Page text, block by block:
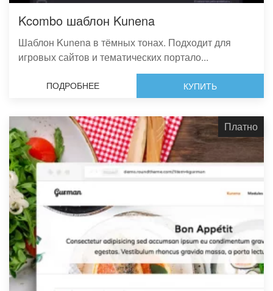
Kcombo шаблон Kunena
Шаблон Kunena в тёмных тонах. Подходит для
игровых сайтов и тематических портало...
ПОДРОБНЕЕ КУПИТЬ
Платно